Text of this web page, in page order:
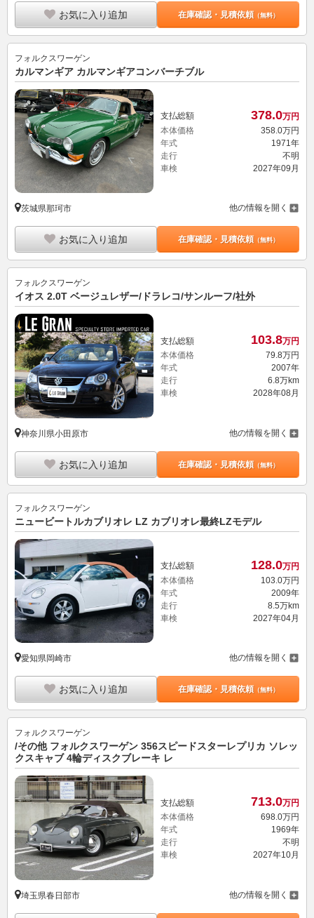
カルマンギア カルマンギアコンバーチブル
支払総額 378.0万円
走行
不明
車検
2027年09月
茨城県那珂市 他の情報を開く
お気に入り追加 在庫確認・見積依頼（無料）
イオス 2.0T ベージュレザー/ドラレコ/サンルーフ/社外
支払総額 103.8万円
走行
6.8万km
車検
2028年08月
神奈川県小田原市 他の情報を開く
お気に入り追加 在庫確認・見積依頼（無料）
ニュービートルカブリオレ LZ カブリオレ最終LZモデル
支払総額 128.0万円
走行
8.5万km
車検
2027年04月
愛知県岡崎市 他の情報を開く
お気に入り追加 在庫確認・見積依頼（無料）
/その他 フォルクスワーゲン 356スピードスターレプリカ ソレッ
支払総額 713.0万円
走行
不明
車検
2027年10月
埼玉県春日部市 他の情報を開く
お気に入り追加 在庫確認・見積依頼（無料）